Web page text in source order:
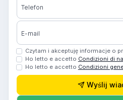
Telefon
E-mail
Czytam i akceptuję informacje o
Ho letto e accetto Condizioni di
Ho letto e accetto Condizioni
Wyślij